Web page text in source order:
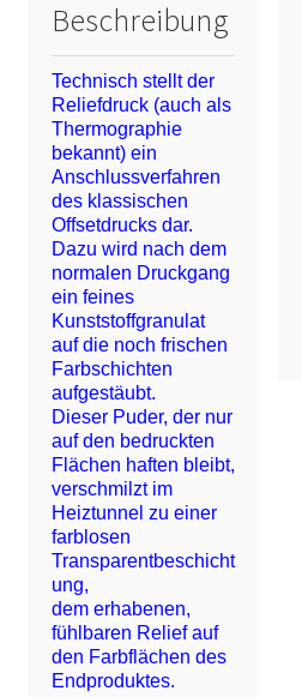
Beschreibung
Technisch stellt der
Reliefdruck (auch als
Thermographie
bekannt) ein
Anschlussverfahren
des klassischen
Offsetdrucks dar.
Dazu wird nach dem
normalen Druckgang
ein feines
Kunststoffgranulat
auf die noch frischen
Farbschichten
aufgestäubt.
Dieser Puder, der nur
auf den bedruckten
Flächen haften bleibt,
verschmilzt im
Heiztunnel zu einer
farblosen
Transparentbeschicht
ung,
dem erhabenen,
fühlbaren Relief auf
den Farbflächen des
Endproduktes.